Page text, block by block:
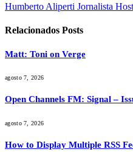
Humberto Aliperti Jornalista
Relacionados Posts
Matt: Toni on Verge
agosto 7, 2026
Open Channels FM: Signal –
agosto 7, 2026
How to Display Multiple RSS